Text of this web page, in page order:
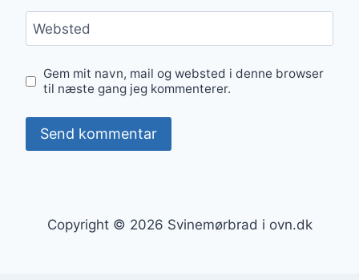
Websted
Gem mit navn, mail og websted i denne browser
til næste gang jeg kommenterer.
Copyright © 2026 Svinemørbrad i ovn.dk